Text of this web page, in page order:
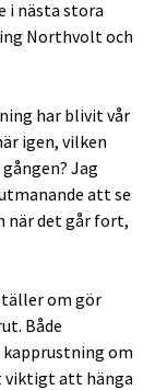
i nästa stora
Northvolt och
har blivit vår
igen, vilken
Jag
att se
när det går fort,
om gör
Både
om
viktigt att hänga